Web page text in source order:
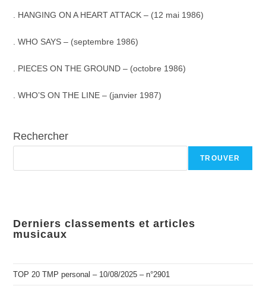
. HANGING ON A HEART ATTACK – (12 mai 1986)
. WHO SAYS – (septembre 1986)
. PIECES ON THE GROUND – (octobre 1986)
. WHO’S ON THE LINE – (janvier 1987)
Rechercher
TROUVER
Derniers classements et articles
musicaux
TOP 20 TMP personal – 10/08/2025 – n°2901